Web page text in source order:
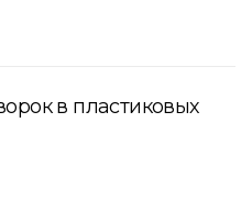
в пластиковых